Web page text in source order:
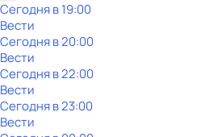
Сегодня в 19:00
Вести
Сегодня в 20:00
Вести
Сегодня в 22:00
Вести
Сегодня в 23:00
Вести